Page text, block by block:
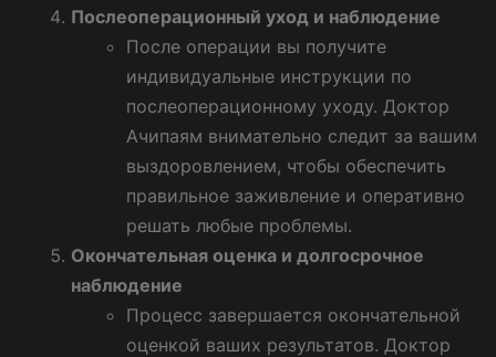
Послеоперационный уход и наблюдение
После операции вы получите
индивидуальные инструкции по
послеоперационному уходу. Доктор
Ачипаям внимательно следит за вашим
выздоровлением, чтобы обеспечить
правильное заживление и оперативно
решать любые проблемы.
Окончательная оценка и долгосрочное
наблюдение
Процесс завершается окончательной
оценкой ваших результатов. Доктор